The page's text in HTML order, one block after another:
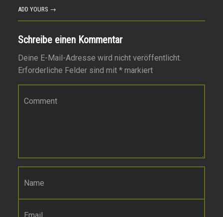
ADD YOURS →
Schreibe einen Kommentar
Deine E-Mail-Adresse wird nicht veröffentlicht.
Erforderliche Felder sind mit *markiert
Name
*